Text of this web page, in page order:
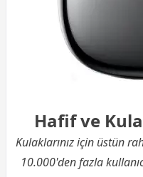
Hafif ve
Kulaklarınız için üstün
10.000'den fazla